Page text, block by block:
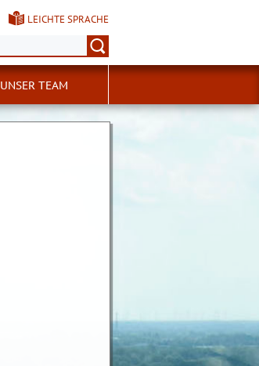
LEICHTE SPRACHE
UNSER TEAM